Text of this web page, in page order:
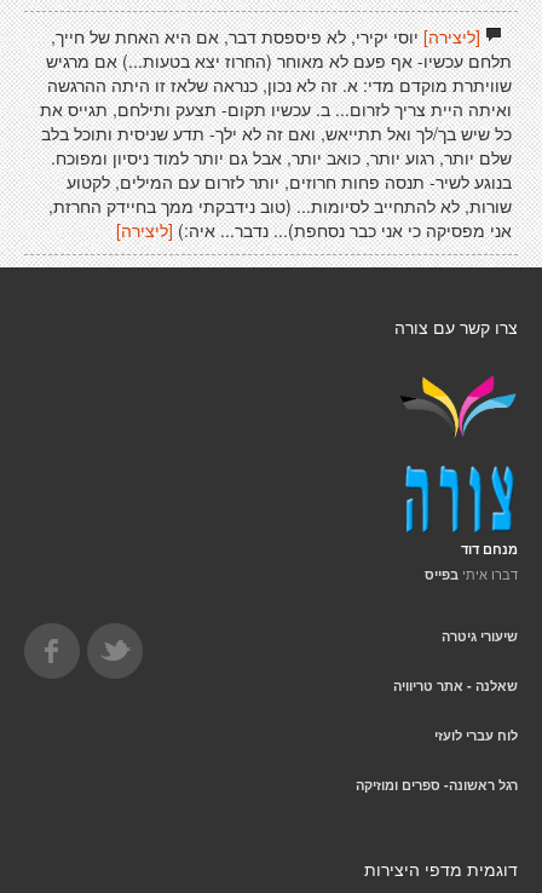
[ליצירה]יוסי יקירי, לא פיספסת דבר, אם היא האחת של חייך,
תלחם עכשיו- אף פעם לא מאוחר (החרוז יצא בטעות...) אם מרגיש
שוויתרת מוקדם מדי: א. זה לא נכון, כנראה שלאז זו היתה ההרגשה
ואיתה היית צריך לזרום... ב. עכשיו תקום- תצעק ותילחם, תגייס את
כל שיש בך/לך ואל תתייאש, ואם זה לא ילך- תדע שניסית ותוכל בלב
שלם יותר, רגוע יותר, כואב יותר, אבל גם יותר למוד ניסיון ומפוכח.
בנוגע לשיר- תנסה פחות חרוזים, יותר לזרום עם המילים, לקטוע
שורות, לא להתחייב לסיומות... (טוב נידבקתי ממך בחיידק החרזת,
אני מפסיקה כי אני כבר נסחפת)... נדבר... איה:) [ליצירה]
צרו קשר עם צורה
מנחם דוד
דברו איתי בפייס
שיעורי גיטרה
שאלנה - אתר טריוויה
לוח עברי לועזי
רגל ראשונה- ספרים ומוזיקה
דוגמית מדפי היצירות